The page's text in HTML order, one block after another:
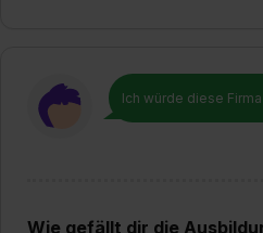
Ich würde diese Firma
Wie gefällt dir die